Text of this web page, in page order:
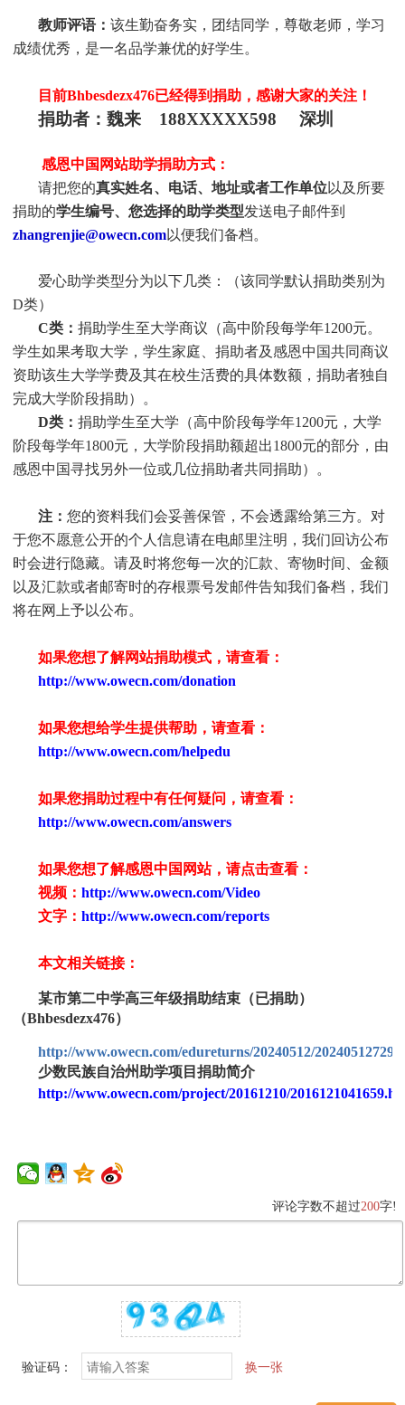
教师评语： 该生勤奋务实，团结同学，尊敬老师，学习
成绩优秀，是一名品学兼优的好学生。
目前Bhbesdezx476已经得到捐助，感谢大家的关注！
捐助者：魏来 188XXXXX598 深圳
感恩中国网站助学捐助方式：
请把您的真实姓名、电话、地址或者工作单位以及所要
捐助的学生编号、您选择的助学类型发送电子邮件到
zhangrenjie@owecn.com以便我们备档。
爱心助学类型分为以下几类：（该同学默认捐助类别为
D类）
C类： 捐助学生至大学商议（高中阶段每学年1200元。
学生如果考取大学， 学生家庭、捐助者及感恩中国共同商议
资助该生大学学费及其在校生活费的具体数额，捐助者独自
完成大学阶段捐助）。
D类： 捐助学生至大学（高中阶段每学年1200元，大学
阶段每学年1800元，大学阶段捐助额超出1800元的部分，由
感恩中国寻找另外一位或几位捐助者共同捐助）。
注： 您的资料我们会妥善保管，不会透露给第三方。对
于您不愿意公开的个人信息请在电邮里注明，我们回访公布
时会进行隐藏。请及时将您每一次的汇款、寄物时间、金额
以及汇款或者邮寄时的存根票号发邮件告知我们备档，我们
将在网上予以公布。
如果您想了解网站捐助模式，请查看：
http://www.owecn.com/donation
如果您想给学生提供帮助，请查看：
http://www.owecn.com/helpedu
如果您捐助过程中有任何疑问，请查看：
http://www.owecn.com/answers
如果您想了解感恩中国网站，请点击查看：
视频： http://www.owecn.com/Video
文字： http://www.owecn.com/reports
本文相关链接：
某市第二中学高三年级捐助结束（已捐助）
（Bhbesdezx476）
http://www.owecn.com/edureturns/20240512/
少数民族自治州助学项目捐助简介
http://www.owecn.com/project/20161210/
评论字数不超过200字!
验证码： 换一张